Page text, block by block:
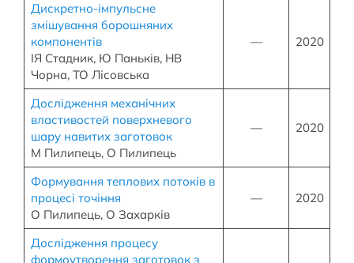
Дискретно-імпульсне
змішування борошняних
компонентів
ІЯ Стадник, Ю Паньків, НВ
Чорна, ТО Лісовська
— 2020
Дослідження механічних
властивостей поверхневого
шару навитих заготовок
М Пилипець, О Пилипець
— 2020
Формування теплових потоків в
процесі точіння
О Пилипець, О Захарків
— 2020
Дослідження процесу
формоутворення заготовок з